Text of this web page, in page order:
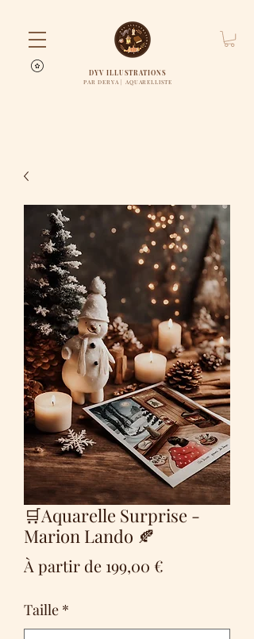
DYV ILLUSTRATIONS
PAR DERYA | AQUARELLISTE
🛒Aquarelle Surprise -
Marion Lando 🍂
À partir de 199,00 €
Taille *